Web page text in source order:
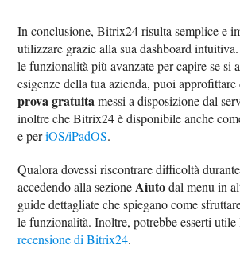
In conclusione, Bitrix24 risulta semplice e
utilizzare grazie alla sua dashboard
le funzionalità più avanzate per capire se si
esigenze della tua azienda, puoi approfittare
prova gratuitamessi a disposizione dal
inoltre che Bitrix24 è disponibile anche
e periOS/iPadOS.
Qualora dovessi riscontrare difficoltà
accedendo alla sezione Aiutodal menu in
guide dettagliate che spiegano come
le funzionalità. Inoltre, potrebbe esserti
recensione di Bitrix24.